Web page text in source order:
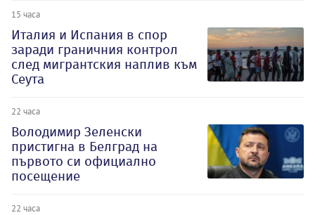
15 часа
Италия и Испания в спор
заради граничния контрол
след мигрантския наплив към
Сеута
22 часа
Володимир Зеленски
пристигна в Белград на
първото си официално
посещение
22 часа